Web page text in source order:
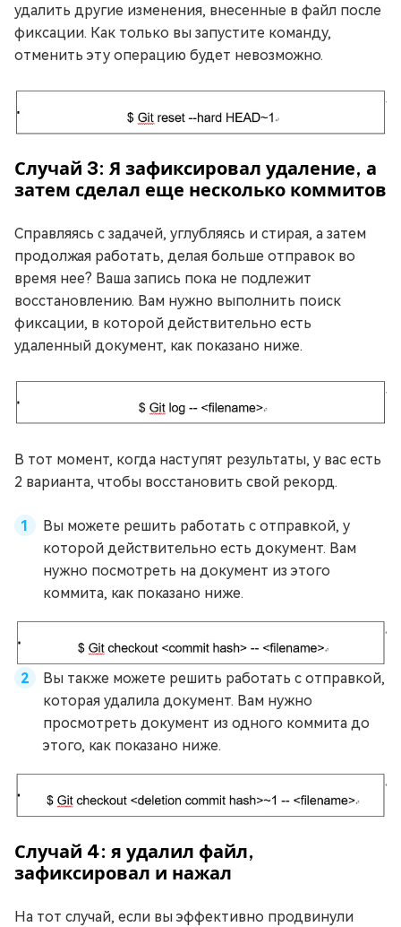
удалить другие изменения, внесенные в файл после
фиксации. Как только вы запустите команду,
отменить эту операцию будет невозможно.
Случай 3: Я зафиксировал удаление, а
затем сделал еще несколько коммитов
Справляясь с задачей, углубляясь и стирая, а затем
продолжая работать, делая больше отправок во
время нее? Ваша запись пока не подлежит
восстановлению. Вам нужно выполнить поиск
фиксации, в которой действительно есть
удаленный документ, как показано ниже.
В тот момент, когда наступят результаты, у вас есть
2 варианта, чтобы восстановить свой рекорд.
Вы можете решить работать с отправкой, у
которой действительно есть документ. Вам
нужно посмотреть на документ из этого
коммита, как показано ниже.
Вы также можете решить работать с отправкой,
которая удалила документ. Вам нужно
просмотреть документ из одного коммита до
этого, как показано ниже.
Случай 4: я удалил файл,
зафиксировал и нажал
На тот случай, если вы эффективно продвинули